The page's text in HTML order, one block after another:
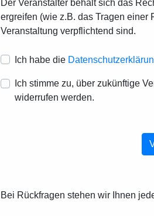
Der Veranstalter behält sich das
ergreifen (wie z.B. das Tragen einer
Veranstaltung verpflichtend sind.
Ich habe die
Ich stimme zu, über zukünftige
widerrufen werden.
Bei Rückfragen stehen wir Ihnen